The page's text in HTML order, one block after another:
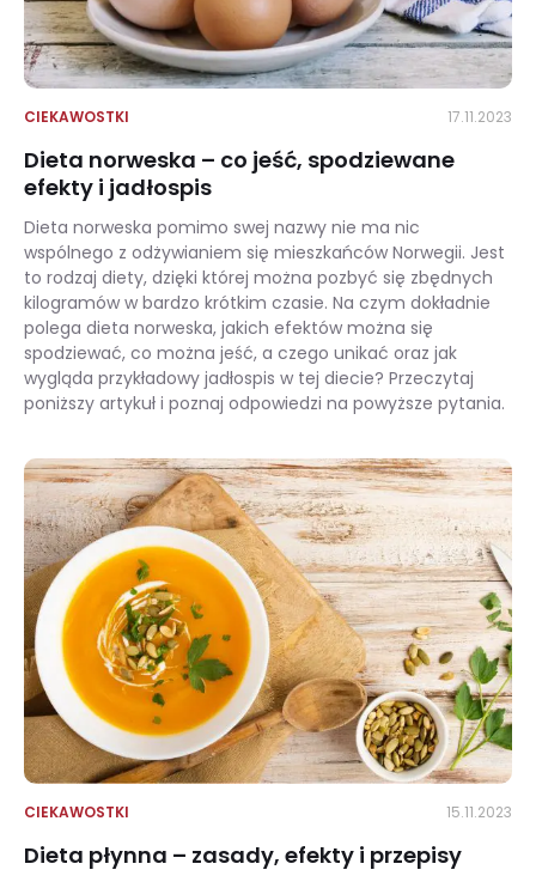
CIEKAWOSTKI 17.11.2023
Dieta norweska – co jeść, spodziewane
efekty i jadłospis
Dieta norweska pomimo swej nazwy nie ma nic
wspólnego z odżywianiem się mieszkańców Norwegii. Jest
to rodzaj diety, dzięki której można pozbyć się zbędnych
kilogramów w bardzo krótkim czasie. Na czym dokładnie
polega dieta norweska, jakich efektów można się
spodziewać, co można jeść, a czego unikać oraz jak
wygląda przykładowy jadłospis w tej diecie? Przeczytaj
poniższy artykuł i poznaj odpowiedzi na powyższe pytania.
CIEKAWOSTKI 15.11.2023
Dieta płynna – zasady, efekty i przepisy